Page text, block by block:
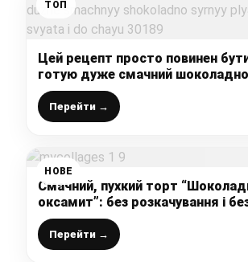
ТОП
Цей рецепт просто повинен
готую дуже смачний
пляцок і на свята і до чаю
Перейти →
НОВЕ
Смачний, пухкий торт
оксамит”: без розкачування і
ділюсь швидким рецептом
Перейти →